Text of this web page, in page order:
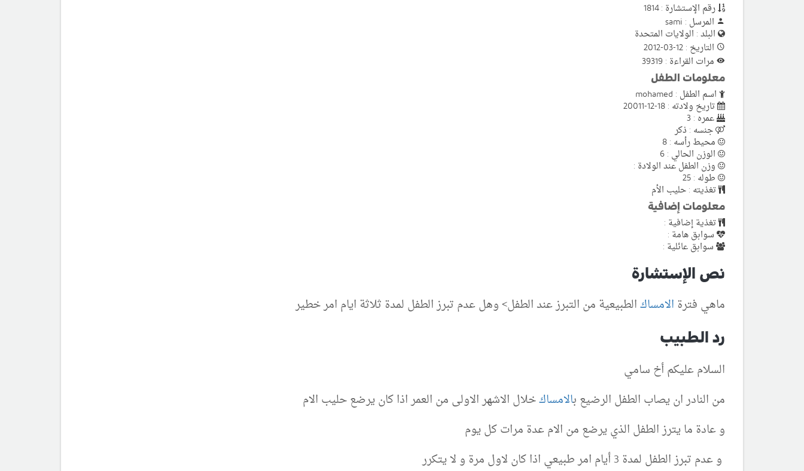
رقم الإستشارة : 1814
المرسل : sami
البلد : الولايات المتحدة
التاريخ : 12-03-2012
مرات القراءة : 39319
معلومات الطفل
اسم الطفل : mohamed
تاريخ ولادته : 18-12-20011
عمره : 3
جنسه : ذكر
محيط رأسه : 8
الوزن الحالي : 6
وزن الطفل عند الولادة :
طوله : 25
تغذيته : حليب الأم
معلومات إضافية
تغذية إضافية :
سوابق هامة :
سوابق عائلية :
نص الإستشارة
ماهي فترة الامساكالطبيعية من التبرز عند الطفل> وهل عدم تبرز الطفل لمدة ثلاثة ايام امر خطير
رد الطبيب
السلام عليكم أخ سامي
من النادر ان يصاب الطفل الرضيع بالامساكخلال الاشهر الاولى من العمر اذا كان يرضع حليب الام
و عادة ما يترز الطفل الذي يرضع من الام عدة مرات كل يوم
و عدم تبرز الطفل لمدة 3 أيام امر طبيعي اذا كان لاول مرة و لا يتكرر